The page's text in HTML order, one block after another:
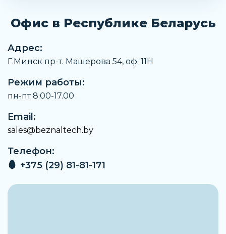
Номинальный внутренний диаметр для
Rp 1¼
Номинальный внутренний диаметр для
R 1
Офис в Республике Беларусь
Адрес:
Г.Минск пр-т. Машерова 54, оф. 11H
Режим работы:
пн-пт 8.00-17.00
Email:
sales@beznaltech.by
Телефон:
+375 (29) 81-81-171